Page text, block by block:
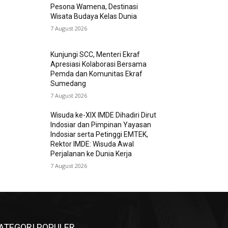
Pesona Wamena, Destinasi
Wisata Budaya Kelas Dunia
7 August 2026
Kunjungi SCC, Menteri Ekraf
Apresiasi Kolaborasi Bersama
Pemda dan Komunitas Ekraf
Sumedang
7 August 2026
Wisuda ke-XIX IMDE Dihadiri Dirut
Indosiar dan Pimpinan Yayasan
Indosiar serta Petinggi EMTEK,
Rektor IMDE: Wisuda Awal
Perjalanan ke Dunia Kerja
7 August 2026